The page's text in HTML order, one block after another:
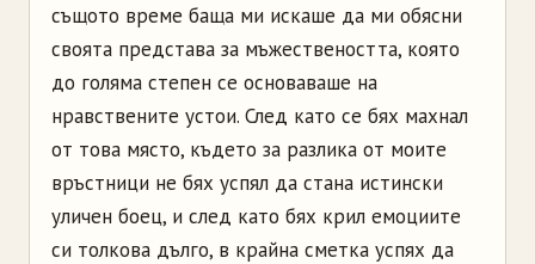
същото време баща ми искаше да ми обясни
своята представа за мъжествеността, която
до голяма степен се основаваше на
нравствените устои. След като се бях махнал
от това място, където за разлика от моите
връстници не бях успял да стана истински
уличен боец, и след като бях крил емоциите
си толкова дълго, в крайна сметка успях да